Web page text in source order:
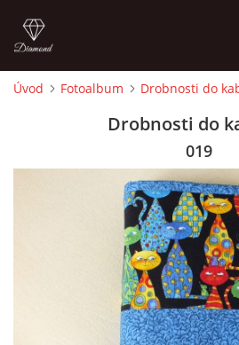
MOJE POSLEDNÍ PRÁCE
Úvod Fotoalbum Drobnosti do
Drobnosti do
019